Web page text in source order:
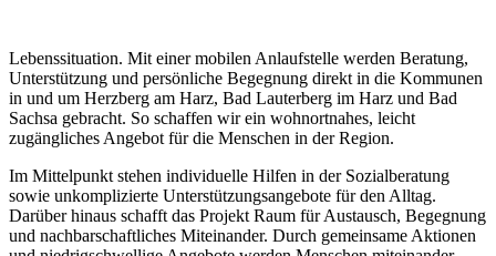
Lebenssituation. Mit einer mobilen Anlaufstelle werden Beratung,
Unterstützung und persönliche Begegnung direkt in die Kommunen
in und um Herzberg am Harz, Bad Lauterberg im Harz und Bad
Sachsa gebracht. So schaffen wir ein wohnortnahes, leicht
zugängliches Angebot für die Menschen in der Region.
Im Mittelpunkt stehen individuelle Hilfen in der Sozialberatung
sowie unkomplizierte Unterstützungsangebote für den Alltag.
Darüber hinaus schafft das Projekt Raum für Austausch, Begegnung
und nachbarschaftliches Miteinander. Durch gemeinsame Aktionen